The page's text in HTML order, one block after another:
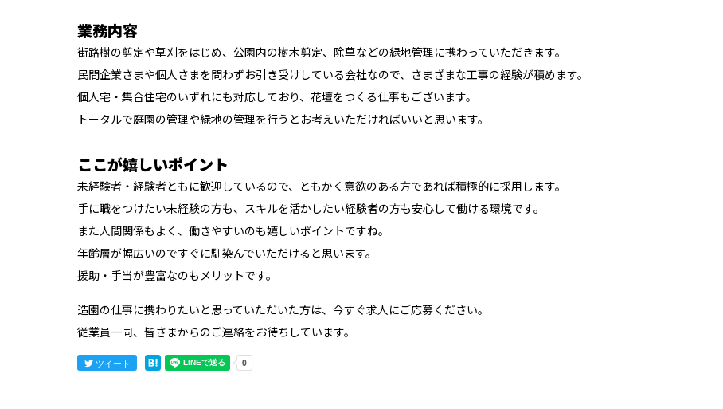
業務内容
街路樹の剪定や草刈をはじめ、公園内の樹木剪定、除草などの緑地管理に携わっていただきます。
民間企業さまや個人さまを問わずお引き受けしている会社なので、さまざまな工事の経験が積めます。
個人宅・集合住宅のいずれにも対応しており、花壇をつくる仕事もございます。
トータルで庭園の管理や緑地の管理を行うとお考えいただければいいと思います。
ここが嬉しいポイント
未経験者・経験者ともに歓迎しているので、ともかく意欲のある方であれば積極的に採用します。
手に職をつけたい未経験の方も、スキルを活かしたい経験者の方も安心して働ける環境です。
また人間関係もよく、働きやすいのも嬉しいポイントですね。
年齢層が幅広いのですぐに馴染んでいただけると思います。
援助・手当が豊富なのもメリットです。
造園の仕事に携わりたいと思っていただいた方は、今すぐ求人にご応募ください。
従業員一同、皆さまからのご連絡をお待ちしています。
ツイート